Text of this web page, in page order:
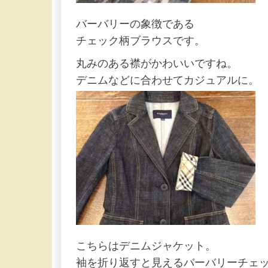
バーバリーの象徴である
チェック柄ブラウスです。
丸みのある襟がかわいいですね。
デニムなどに合わせてカジュアルに。
こちらはデニムジャケット。
袖を折り返すと見えるバーバリーチェ